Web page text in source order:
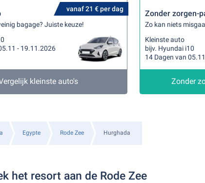
vanaf 21 € per dag
bagage? Juiste keuze!
- 19.11.2026
kleinste auto's
Zonder zorgen-
Zo kan niets
Kleinste auto
bijv. Hyundai i10
14 Dagen van
Zonder
Egypte Rode Zee Hurghada
het resort aan de Rode Zee